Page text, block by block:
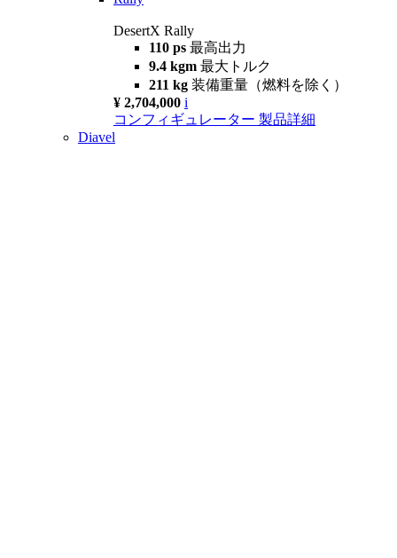
DesertX Rally
110 ps 最高出力
9.4 kgm 最大トルク
211 kg 装備重量（燃料を除く）
¥ 2,704,000 i
コンフィギュレーター 製品詳細
Diavel